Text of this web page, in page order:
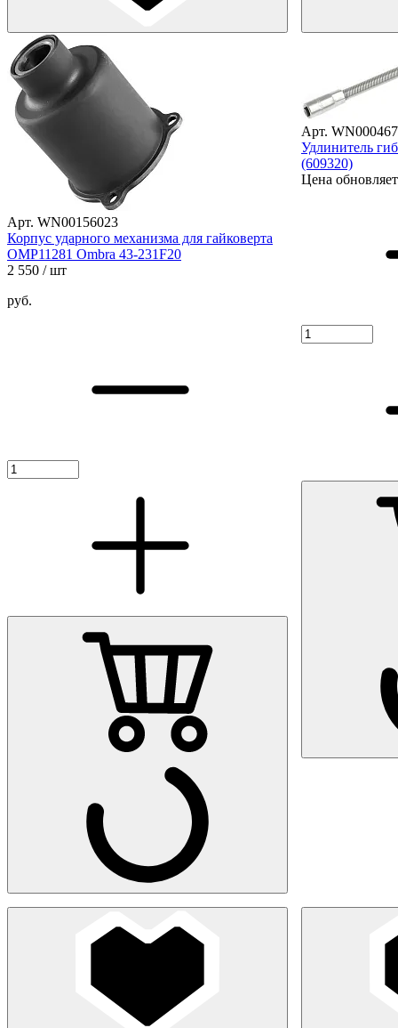
Арт. WN00156023
Корпус ударного механизма для гайковерта
OMP11281 Ombra 43-231F20
2 550 / шт
руб.
Арт.
Удлинитель
(609320)
Цена